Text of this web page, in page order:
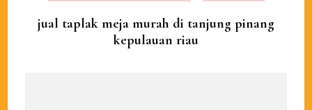
jual taplak meja murah di tanjung pinang
kepulauan riau